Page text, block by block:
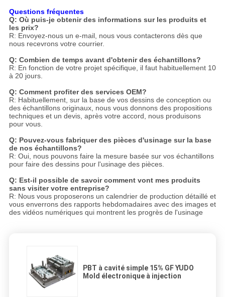
Questions fréquentes
Q: Où puis-je obtenir des informations sur les produits et
les prix?
R: Envoyez-nous un e-mail, nous vous contacterons dès que
nous recevrons votre courrier.
Q: Combien de temps avant d'obtenir des échantillons?
R: En fonction de votre projet spécifique, il faut habituellement 10
à 20 jours.
Q: Comment profiter des services OEM?
R: Habituellement, sur la base de vos dessins de conception ou
des échantillons originaux, nous vous donnons des propositions
techniques et un devis, après votre accord, nous produisons
pour vous.
Q: Pouvez-vous fabriquer des pièces d'usinage sur la base
de nos échantillons?
R: Oui, nous pouvons faire la mesure basée sur vos échantillons
pour faire des dessins pour l'usinage des pièces.
Q: Est-il possible de savoir comment vont mes produits
sans visiter votre entreprise?
R: Nous vous proposerons un calendrier de production détaillé et
vous enverrons des rapports hebdomadaires avec des images et
des vidéos numériques qui montrent les progrès de l'usinage
PBT à cavité simple 15% GF YUDO
Mold électronique à injection